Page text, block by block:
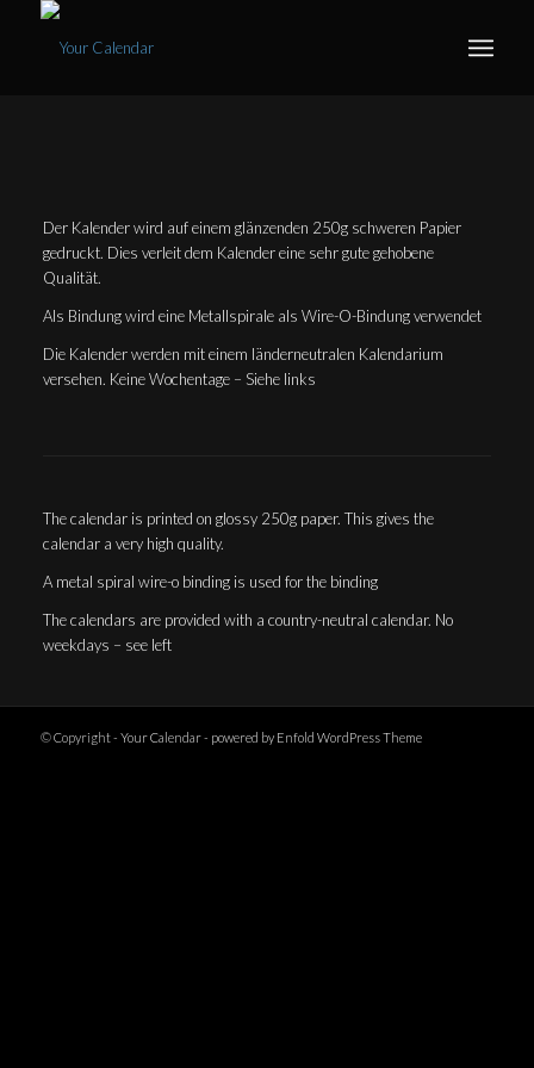
Der Kalender wird auf einem glänzenden 250g schweren Papier
gedruckt. Dies verleit dem Kalender eine sehr gute gehobene
Qualität.
Als Bindung wird eine Metallspirale als Wire-O-Bindung verwendet
Die Kalender werden mit einem länderneutralen Kalendarium
versehen. Keine Wochentage – Siehe links
The calendar is printed on glossy 250g paper. This gives the
calendar a very high quality.
A metal spiral wire-o binding is used for the binding
The calendars are provided with a country-neutral calendar. No
weekdays – see left
© Copyright - Your Calendar- powered by Enfold WordPress Theme